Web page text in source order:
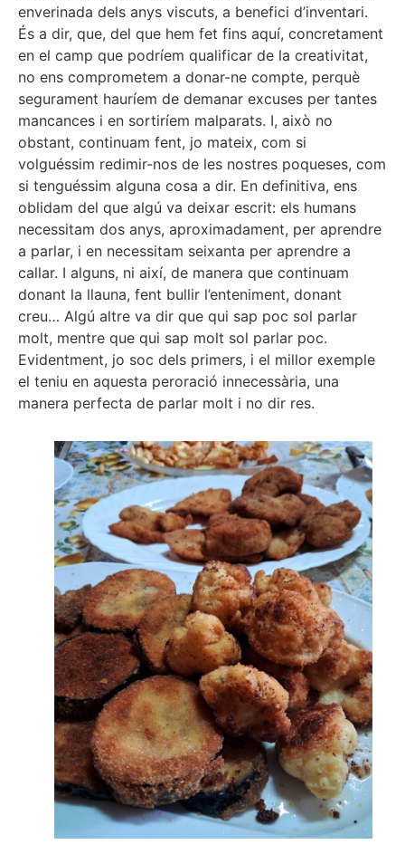
enverinada dels anys viscuts, a benefici d’inventari.
És a dir, que, del que hem fet fins aquí, concretament
en el camp que podríem qualificar de la creativitat,
no ens comprometem a donar-ne compte, perquè
segurament hauríem de demanar excuses per tantes
mancances i en sortiríem malparats. I, això no
obstant, continuam fent, jo mateix, com si
volguéssim redimir-nos de les nostres poqueses, com
si tenguéssim alguna cosa a dir. En definitiva, ens
oblidam del que algú va deixar escrit: els humans
necessitam dos anys, aproximadament, per aprendre
a parlar, i en necessitam seixanta per aprendre a
callar. I alguns, ni així, de manera que continuam
donant la llauna, fent bullir l’enteniment, donant
creu… Algú altre va dir que qui sap poc sol parlar
molt, mentre que qui sap molt sol parlar poc.
Evidentment, jo soc dels primers, i el millor exemple
el teniu en aquesta peroració innecessària, una
manera perfecta de parlar molt i no dir res.